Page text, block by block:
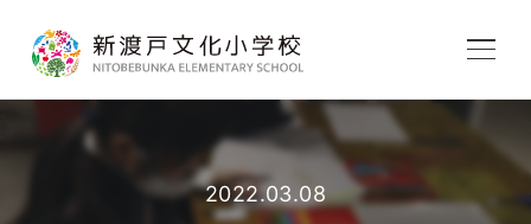
教育内容 2022.03.08